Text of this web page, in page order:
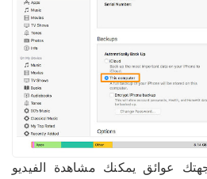
عوائق يمكنك مشاهدة الفيديو